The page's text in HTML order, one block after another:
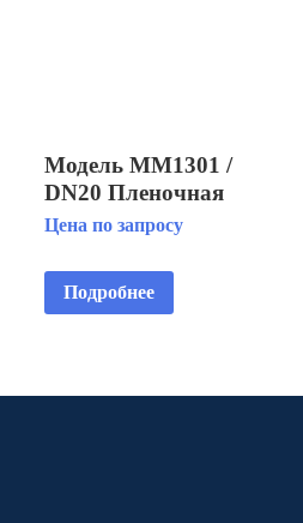
Модель MM1301 /
DN20 Пленочная
фонтанная насадка
Цена по запросу
Подробнее